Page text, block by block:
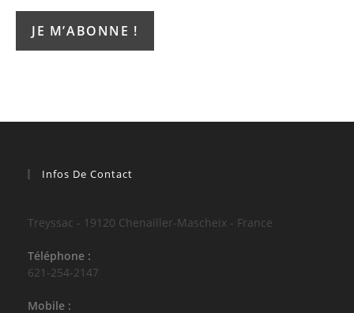
Infos De Contact
Treyssac - 19120 Chenailler-Mascheix - France
Téléphone :
621-254-2147
Mobile :